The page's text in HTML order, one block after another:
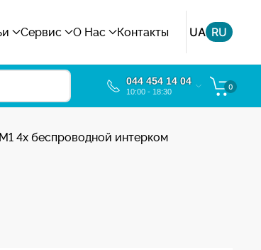
Сервис О Нас Контакты UA RU
044 454 14 04
10:00 - 18:30
0
4x беспроводной интерком